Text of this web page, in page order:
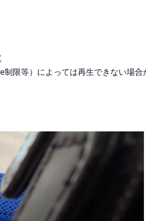
限等）によっては再生できない場